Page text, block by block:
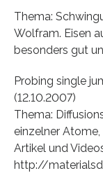
Thema:
Wolfram. Eisen
besonders gut
Probing single
(12.10.2007)
Thema:
einzelner
Artikel und
http://